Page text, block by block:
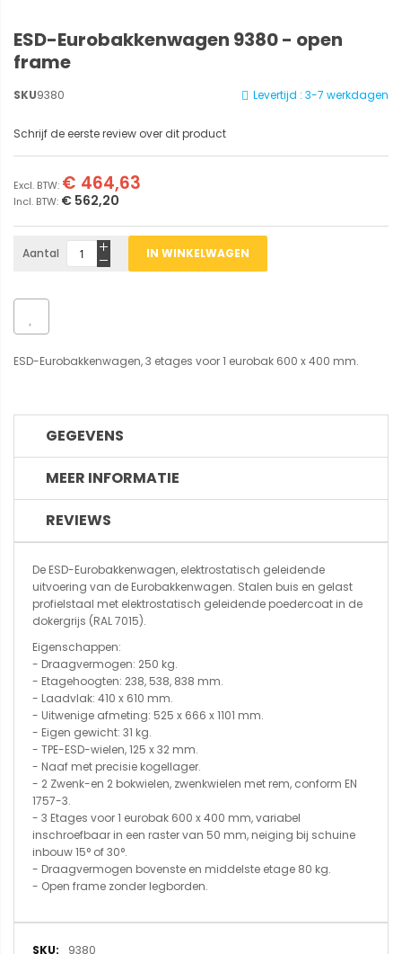
ESD-Eurobakkenwagen 9380 - open
frame
Levertijd : 3-7 werkdagen
SKU9380
Schrijf de eerste review over dit product
€ 562,20
€ 464,63
Aantal IN WINKELWAGEN
ESD-Eurobakkenwagen, 3 etages voor 1 eurobak 600 x 400 mm.
GEGEVENS
MEER INFORMATIE
REVIEWS
De ESD-Eurobakkenwagen, elektrostatisch geleidende
uitvoering van de Eurobakkenwagen. Stalen buis en gelast
profielstaal met elektrostatisch geleidende poedercoat in de
dokergrijs (RAL 7015).
Eigenschappen:
- Draagvermogen: 250 kg.
- Etagehoogten: 238, 538, 838 mm.
- Laadvlak: 410 x 610 mm.
- Uitwenige afmeting: 525 x 666 x 1101 mm.
- Eigen gewicht: 31 kg.
- TPE-ESD-wielen, 125 x 32 mm.
- Naaf met precisie kogellager.
- 2 Zwenk-en 2 bokwielen, zwenkwielen met rem, conform EN
1757-3.
- 3 Etages voor 1 eurobak 600 x 400 mm, variabel
inschroefbaar in een raster van 50 mm, neiging bij schuine
inbouw 15° of 30°.
- Draagvermogen bovenste en middelste etage 80 kg.
- Open frame zonder legborden.
Meer 9380